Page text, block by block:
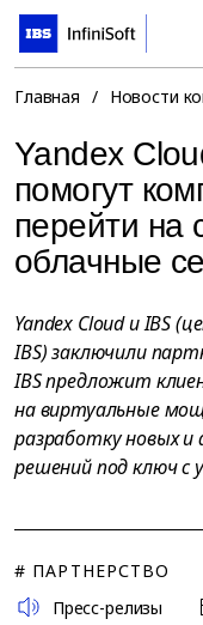
Главная / Новости
Yandex
помогут
перейти на
облачные
Yandex Cloud и IBS
IBS) заключили
IBS предложит
на виртуальные
разработку новых
решений под ключ с
# ПАРТНЕРСТВО
Пресс-релизы